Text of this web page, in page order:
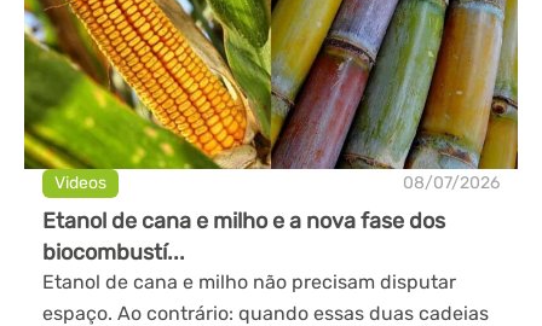
Videos 08/07/2026
Etanol de cana e milho e a nova fase dos
biocombustí...
Etanol de cana e milho não precisam disputar
espaço. Ao contrário: quando essas duas cadeias